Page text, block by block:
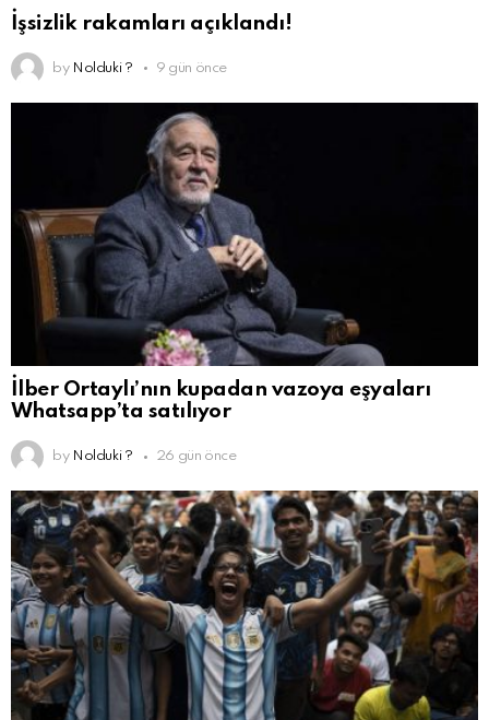
İşsizlik rakamları açıklandı!
by Nolduki ? 9 gün önce
İlber Ortaylı’nın kupadan vazoya eşyaları
Whatsapp’ta satılıyor
by Nolduki ? 26 gün önce